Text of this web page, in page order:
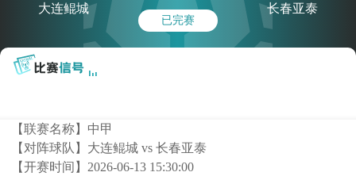
大连鲲城
已完赛
长春亚泰
【联赛名称】 中甲
【对阵球队】 大连鲲城 vs 长春亚泰
【开赛时间】 2026-06-13 15:30:00